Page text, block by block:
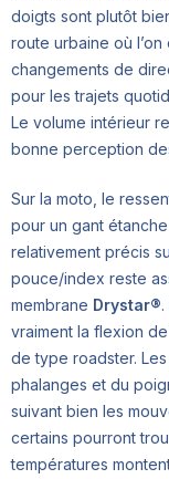
doigts sont plutôt
route urbaine où
changements de
pour les trajets
Le volume intérieur
bonne perception
Sur la moto, le
pour un gant
relativement précis
pouce/index reste
membrane Drystar®
vraiment la flexion
de type roadster.
phalanges et du
suivant bien les
certains pourront
températures